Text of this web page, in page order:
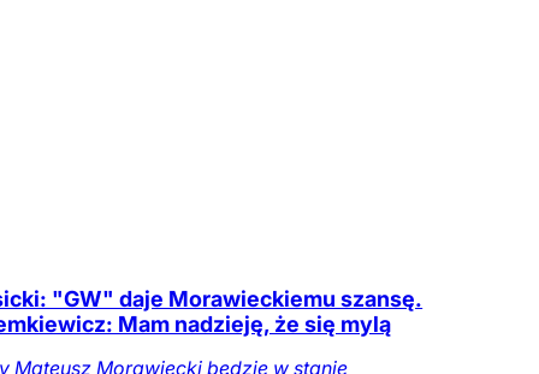
"GW" daje Morawieckiemu szansę.
Mam nadzieję, że się mylą
Mateusz Morawiecki będzie w stanie